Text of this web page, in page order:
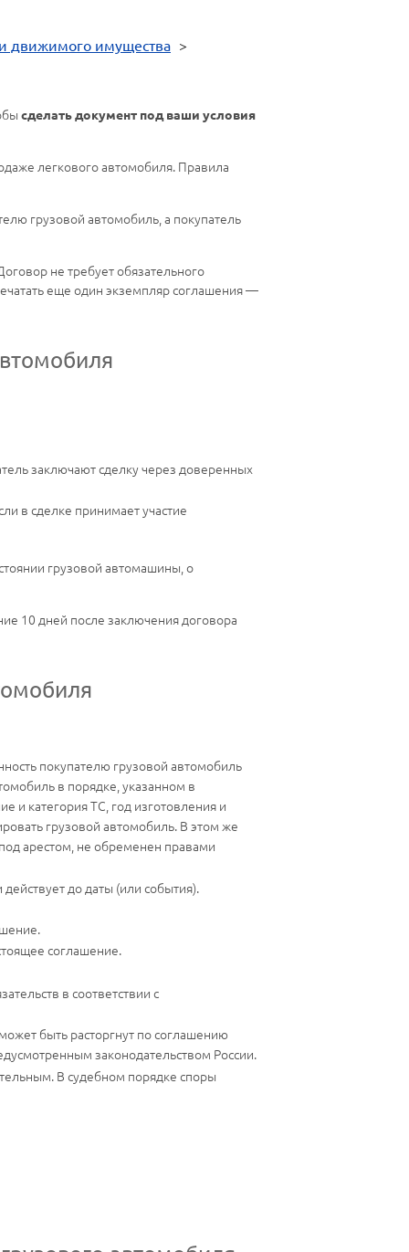
движимого имущества >
сделать документ под ваши условия
легкового автомобиля. Правила
грузовой автомобиль, а покупатель
не требует обязательного
еще один экземпляр соглашения —
заключают сделку через доверенных
в сделке принимает участие
грузовой автомашины, о
10 дней после заключения договора
покупателю грузовой автомобиль
в порядке, указанном в
и категория ТС, год изготовления и
грузовой автомобиль. В этом же
арестом, не обременен правами
до даты (или события).
соглашение.
в соответствии с
быть расторгнут по соглашению
законодательством России.
В судебном порядке споры